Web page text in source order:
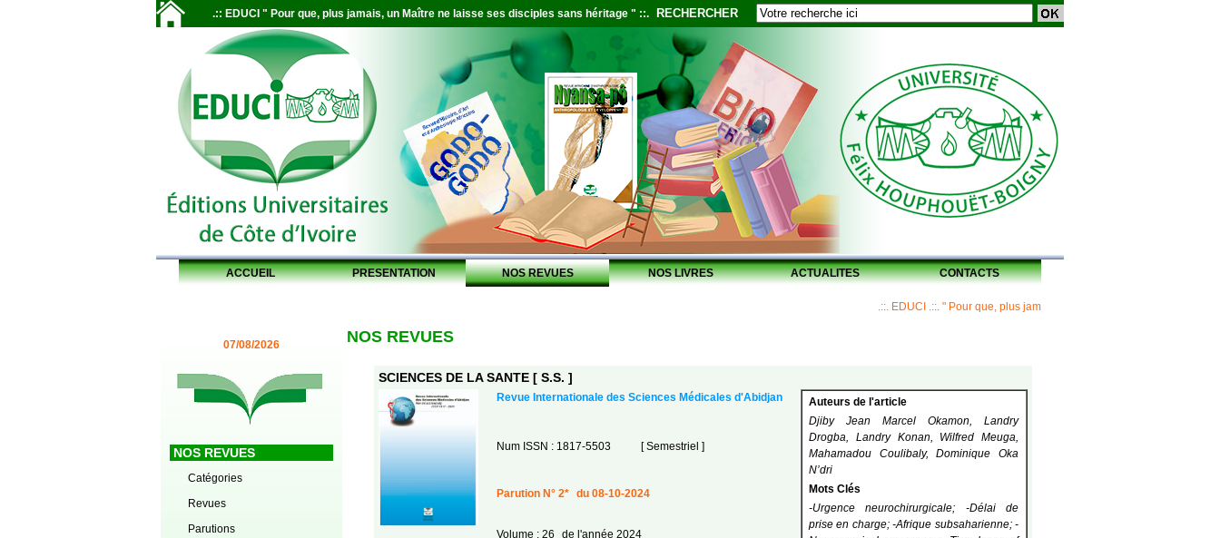
.:: EDUCI " Pour que, plus jamais, un Maître ne laisse ses disciples sans héritage " ::. RECHERCHER
ACCUEIL PRESENTATION NOS REVUES NOS LIVRES ACTUALITES CONTACTS
.::. EDUCI .::. " Pour que, plus jamais, un Maître ne laisse ses disciples
07/08/2026
NOS REVUES
Catégories
Revues
Parutions
NOS REVUES
SCIENCES DE LA SANTE [ S.S. ]
Revue Internationale des Sciences Médicales d'Abidjan
Auteurs de l'article
Djiby Jean Marcel Okamon, Landry
Drogba, Landry Konan, Wilfred Meuga,
Mahamadou Coulibaly, Dominique Oka
N’dri
Mots Clés
-Urgence neurochirurgicale; -Délai de
prise en charge; -Afrique subsaharienne; -
Num ISSN : 1817-5503 [ Semestriel ]
Parution N° 2* du 08-10-2024
Volume : 26 de l'année 2024